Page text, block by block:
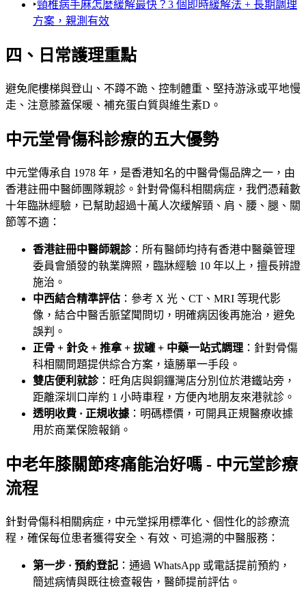
‣頸椎病手麻怎麼緩解最快？3 個即時緩解法 + 長期調理
方案，親測有效
四、日常護理重點
避免爬樓梯與登山、不蹲不跪、控制體重、堅持游泳或平地慢
走、注意膝蓋保暖、補充蛋白質與維生素D。
中元堂骨傷科診療的五大優勢
中元堂傳承自 1978 年，是香港知名的中醫骨傷品牌之一，由
香港註冊中醫師團隊親診。針對骨傷科相關病症，我們憑藉數
十年臨牀經驗，已幫助超過十萬人次緩解頸、肩、腰、腿、關
節等不適：
香港註冊中醫師親診：所有醫師均持有香港中醫藥管理
委員會頒發的執業牌照，臨牀經驗 10 年以上，擅長辨證
施治。
中西結合精準評估 ：參考 X 光、CT、MRI 等現代影
像，結合中醫舌脈望聞問切，明確病因後再施治，避免
誤判。
正骨 + 針灸 + 推拿 + 拔罐 + 中藥一站式調理 ：針對骨傷
科相關問題提供綜合方案，遠勝單一手段。
雙店便利就診：旺角店與銅鑼灣店分別位於港鐵站旁，
距離深圳口岸約 1 小時車程，方便內地朋友來港就診。
透明收費 · 正規收據 ：明碼標價，可開具正規醫療收據
用於商業保險報銷。
中老年膝關節疼痛能治好嗎 - 中元堂診療
流程
針對骨傷科相關病症，中元堂採用標準化、個性化的診療流
程，確保每位患者獲得安全、有效、可追溯的中醫服務：
第一步 · 預約登記 ：通過 WhatsApp 或電話提前預約，
簡述病情與既往檢查報告，醫師提前評估。